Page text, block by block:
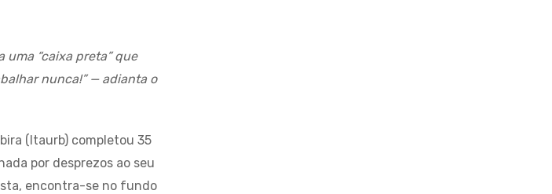
uma “caixa preta” que
nunca!” — adianta o
(Itaurb) completou 35
por desprezos ao seu
encontra-se no fundo